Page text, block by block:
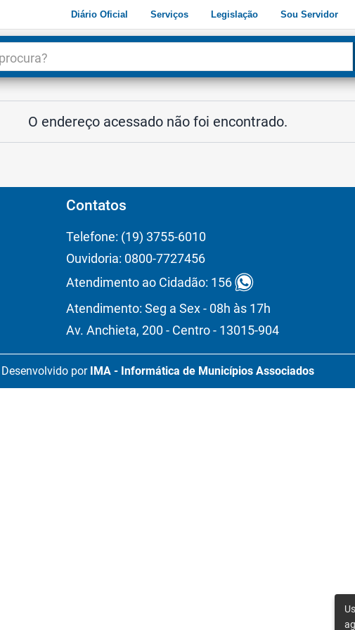
Diário Oficial Serviços Legislação Sou Servidor
O endereço acessado não foi encontrado.
Contatos
Telefone: (19) 3755-6010
Ouvidoria: 0800-7727456
Atendimento ao Cidadão: 156
Atendimento: Seg a Sex - 08h às 17h
Av. Anchieta, 200 - Centro - 13015-904
Desenvolvido por IMA - Informática de Municípios Associados